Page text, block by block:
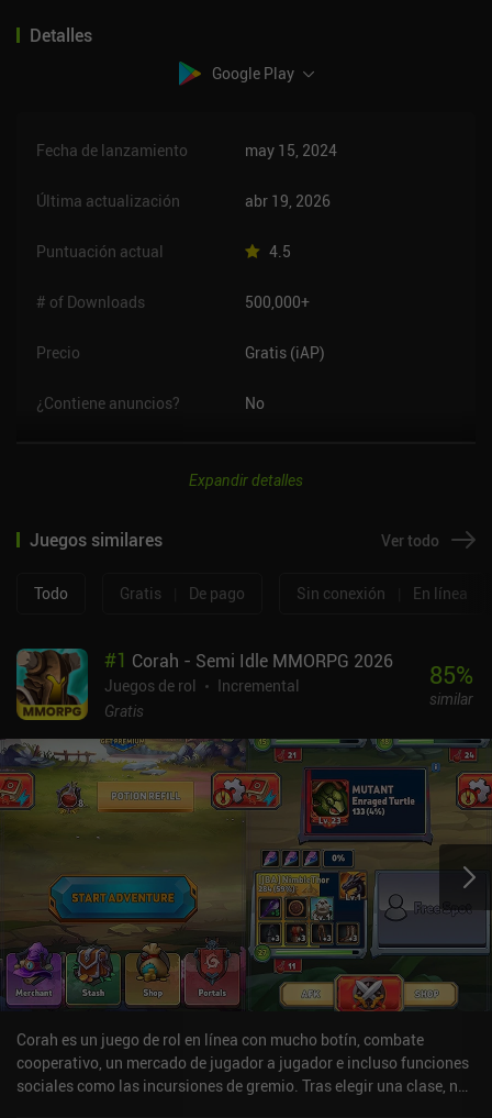
amigos, pero la única forma de hacer amigos es
hablando con la gente, lo que significa que tienes que
usar Discord(s). Lo único que puedo decir es que su
sinceramente es genial.
Detalles
Google Play
Fecha de lanzamiento may 15, 2024
Última actualización abr 19, 2026
Puntuación actual 4.5
# of Downloads 500,000+
Precio Gratis (iAP)
¿Contiene anuncios? No
Expandir detalles
Juegos similares Ver todo
Todo Gratis De pago Sin conexión En línea
#1 Corah - Semi Idle MMORPG 2026
Juegos de rol
Incremental
Gratis
85%
similar
Corah es un juego de rol en línea con mucho botín, combate
cooperativo, un mercado de jugador a jugador e incluso funciones
sociales como las incursiones de gremio. Tras elegir una clase, nos